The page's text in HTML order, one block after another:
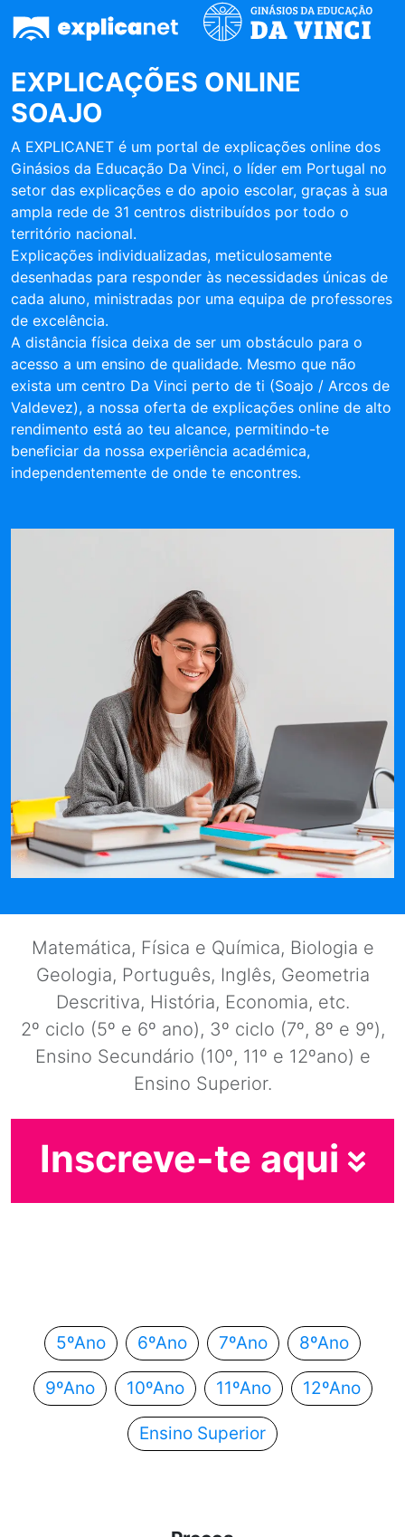
EXPLICAÇÕES ONLINE
SOAJO
A EXPLICANET é um portal de explicações online dos
Ginásios da Educação Da Vinci, o líder em Portugal no
setor das explicações e do apoio escolar, graças à sua
ampla rede de 31 centros distribuídos por todo o
território nacional.
Explicações individualizadas, meticulosamente
desenhadas para responder às necessidades únicas de
cada aluno, ministradas por uma equipa de professores
de excelência.
A distância física deixa de ser um obstáculo para o
acesso a um ensino de qualidade. Mesmo que não
exista um centro Da Vinci perto de ti (Soajo / Arcos de
Valdevez), a nossa oferta de explicações online de alto
rendimento está ao teu alcance, permitindo-te
beneficiar da nossa experiência académica,
independentemente de onde te encontres.
Matemática, Física e Química, Biologia e
Geologia, Português, Inglês, Geometria
Descritiva, História, Economia, etc.
2º ciclo (5º e 6º ano), 3º ciclo (7º, 8º e 9º),
Ensino Secundário (10º, 11º e 12ºano) e
Ensino Superior.
Inscreve-te aqui
5ºAno 6ºAno 7ºAno 8ºAno
9ºAno 10ºAno 11ºAno 12ºAno
Ensino Superior